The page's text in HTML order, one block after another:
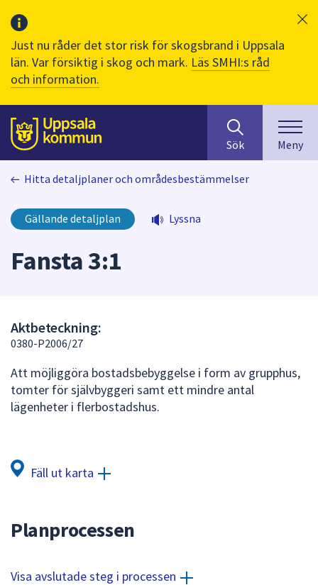
Just nu råder det stor risk för skogsbrand i Uppsala
län. Var försiktig i skog och mark. Läs SMHI:s råd
och information.
Till sidans
huvudinnehåll
efter
innehåll
på
webbplatsen.
under
fältet.
Sök Meny
Hitta detaljplaner och områdesbestämmelser
Gällande detaljplan Lyssna
Fansta 3:1
Aktbeteckning:
0380-P2006/27
Att möjliggöra bostadsbebyggelse i form av grupphus,
tomter för självbyggeri samt ett mindre antal
lägenheter i flerbostadshus.
Fäll ut karta
Planprocessen
Visa avslutade steg i processen